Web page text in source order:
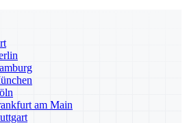
am Main